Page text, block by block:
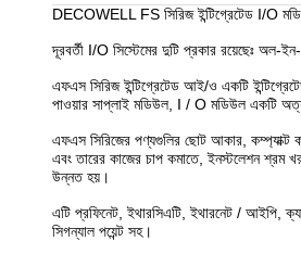
DECOWELL FS সিরিজ ইন্টিগ্রেটেড I/O
দূরবর্তী I/O সিস্টেমের দুটি প্রকার রয়েছেঃ অল-
এফএস সিরিজ ইন্টিগ্রেটেড আই/ও একটি
পাওয়ার সাপ্লাই মডিউল, I / O মডিউল একটি
এফএস সিরিজের পণ্যগুলির ছোট আকার, কম্প্যাক্ট
এবং তারের কাজের চাপ কমাতে, ইনস্টলেশন শ্রম
উন্নত হয়।
এটি প্রফিনেট, ইথারসিএটি, ইথারনেট / আইপি,
সিগন্যাল পয়েন্ট সহ।